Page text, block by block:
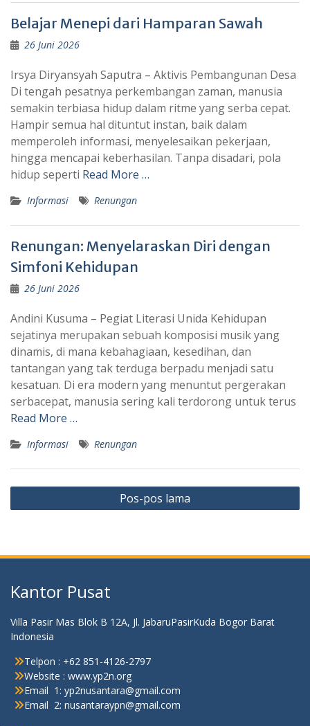
Belajar Menepi dari Hamparan Sawah
26 Juni 2026
Irsya Diryansyah Saputra – Aktivis Pembangunan Desa
Di tengah pesatnya perkembangan zaman, manusia
semakin terbiasa hidup dalam ritme yang serba cepat.
Hampir semua hal dituntut instan, baik dalam
memperoleh informasi, menyelesaikan pekerjaan,
hingga mencapai keberhasilan. Tanpa disadari, pola
hidup seperti Read More …
Informasi Renungan
Renungan: Menyelaraskan Diri dengan
Simfoni Kehidupan
26 Juni 2026
Andini Kusuma – Pegiat Literasi Unida ​Kehidupan
sejatinya merupakan sebuah komposisi musik yang
dinamis, di mana kebahagiaan, kesedihan, dan
tantangan yang tak terduga berpadu menjadi satu
kesatuan. Di era modern yang menuntut pergerakan
serbacepat, manusia sering kali terdorong untuk terus
Read More …
Informasi Renungan
Navigasi
pos
Pos-pos lama
Kantor Pusat
Villa Pasir Mas Blok B 12A, Jl. JabaruPasirKuda Bogor Barat
Indonesia
Telpon : +62 851-4126-2797
Website : www.yp2n.org
Email 1: yp2nusantara@gmail.com
Email 2: nusantaraypn@gmail.com